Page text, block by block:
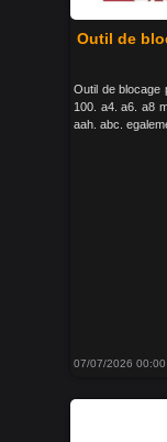
Outil de
Outil de blocage
100. a4. a6. a8
aah. abc.
07/07/2026 00:00